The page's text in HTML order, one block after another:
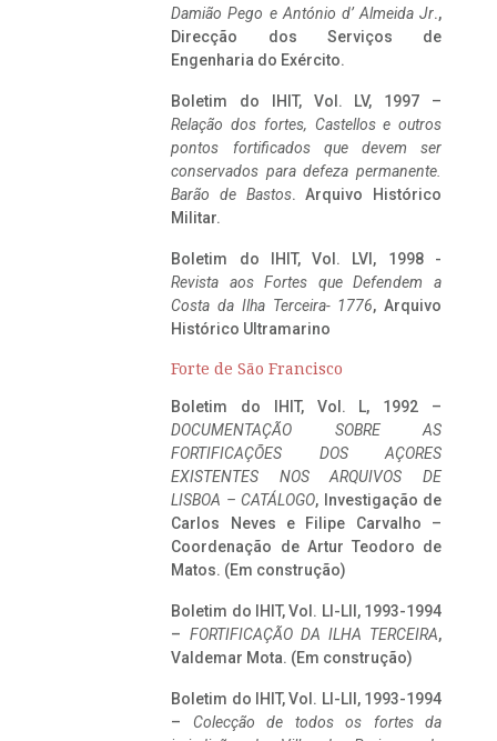
Damião Pego e António d’ Almeida Jr.,
Direcção dos Serviços de
Engenharia do Exército.
Boletim do IHIT, Vol. LV, 1997 –
Relação dos fortes, Castellos e outros
pontos fortificados que devem ser
conservados para defeza permanente.
Barão de Bastos. Arquivo Histórico
Militar.
Boletim do IHIT, Vol. LVI, 1998 -
Revista aos Fortes que Defendem a
Costa da Ilha Terceira- 1776, Arquivo
Histórico Ultramarino
Forte de São Francisco
Boletim do IHIT, Vol. L, 1992 –
DOCUMENTAÇÃO SOBRE AS
FORTIFICAÇÕES DOS AÇORES
EXISTENTES NOS ARQUIVOS DE
LISBOA – CATÁLOGO, Investigação de
Carlos Neves e Filipe Carvalho –
Coordenação de Artur Teodoro de
Matos. (Em construção)
Boletim do IHIT, Vol. LI-LII, 1993-1994
– FORTIFICAÇÃO DA ILHA TERCEIRA,
Valdemar Mota. (Em construção)
Boletim do IHIT, Vol. LI-LII, 1993-1994
– Colecção de todos os fortes da